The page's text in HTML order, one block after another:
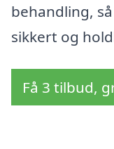
behandling,
sikkert og
Få 3 tilbud,